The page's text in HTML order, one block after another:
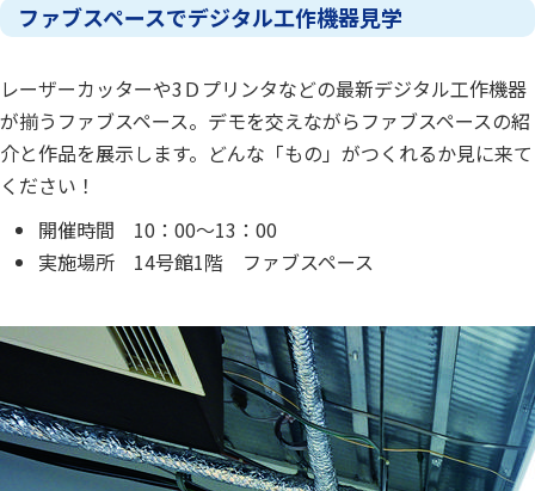
ファブスペースでデジタル工作機器見学
レーザーカッターや3Ｄプリンタなどの最新デジタル工作機器
が揃うファブスペース。デモを交えながらファブスペースの紹
介と作品を展示します。どんな「もの」がつくれるか見に来て
ください！
開催時間 10：00～13：00
実施場所 14号館1階 ファブスペース